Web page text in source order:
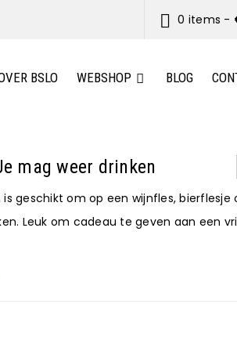
0 items -
BSLO WEBSHOP BLOG
mag weer drinken
is geschikt om op een wijnfles, bierflesje
Leuk om cadeau te geven aan een